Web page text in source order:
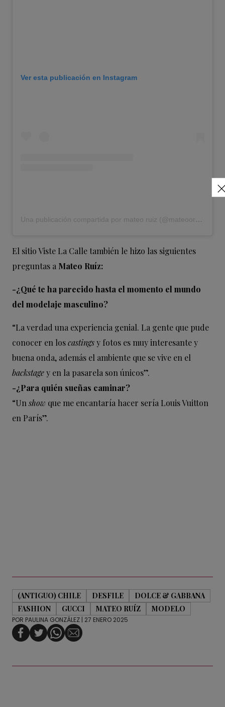
Ver esta publicación en Instagram
Una publicación compartida por mateo ruiz (@mateooruizz)
El sitio Viste La Calle también le hizo las siguientes
preguntas a Mateo Ruíz:
-¿Qué te ha parecido hasta el momento el mundo
del modelaje masculino?
“La verdad una experiencia genial. La gente que pude
conocer en loscastingsy fotos es muy interesante y
buena onda, además el ambiente que se vive en el
backstagey en la pasarela son únicos”.
-¿Para quién sueñas caminar?
“Unshow que me encantaría hacer sería Louis Vuitton
en París”.
(ANTIGUO) CHILE DESFILE
DOLCE & GABBANA
FASHION
GUCCI MATEO RUÍZ MODELO
POR PAULINA GONZÁLEZ | 27 ENERO 2025